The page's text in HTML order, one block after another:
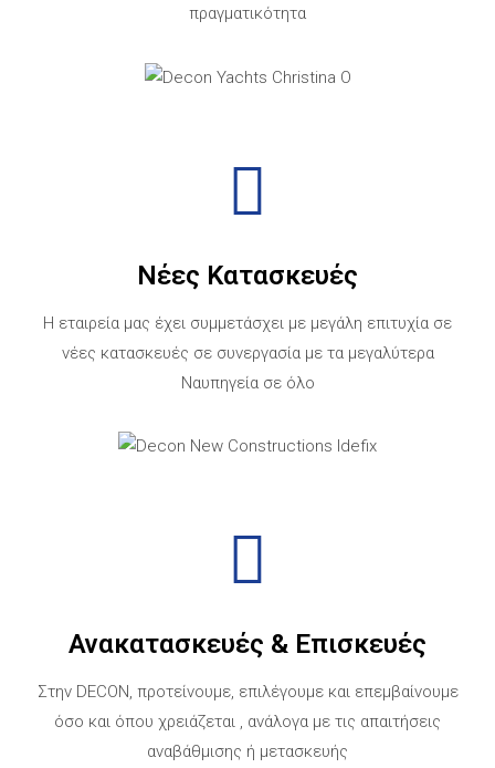
πραγματικότητα
Νέες Κατασκευές
Η εταιρεία μας έχει συμμετάσχει με μεγάλη επιτυχία σε
νέες κατασκευές σε συνεργασία με τα μεγαλύτερα
Ναυπηγεία σε όλο
Ανακατασκευές & Επισκευές
Στην DECON, προτείνουμε, επιλέγουμε και επεμβαίνουμε
όσο και όπου χρειάζεται , ανάλογα με τις απαιτήσεις
αναβάθμισης ή μετασκευής